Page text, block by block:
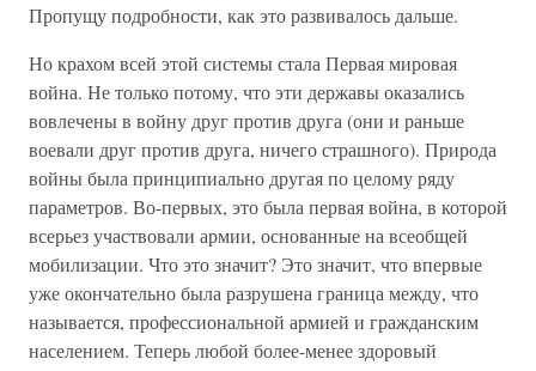
Пропущу подробности, как это развивалось дальше.
Но крахом всей этой системы стала Первая мировая
война. Не только потому, что эти державы оказались
вовлечены в войну друг против друга (они и раньше
воевали друг против друга, ничего страшного). Природа
войны была принципиально другая по целому ряду
параметров. Во-первых, это была первая война, в которой
всерьез участвовали армии, основанные на всеобщей
мобилизации. Что это значит? Это значит, что впервые
уже окончательно была разрушена граница между, что
называется, профессиональной армией и гражданским
населением. Теперь любой более-менее здоровый